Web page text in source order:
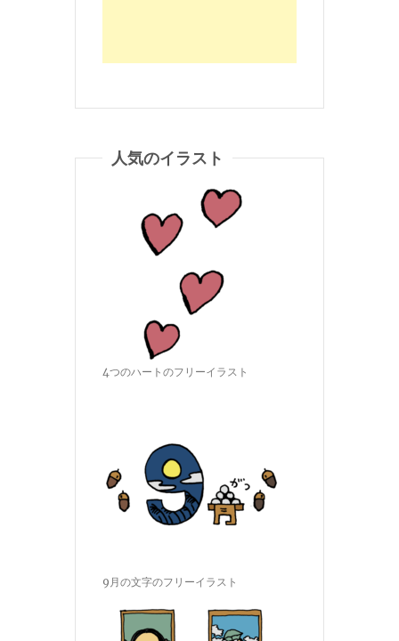
人気のイラスト
4つのハートのフリーイラスト
9月の文字のフリーイラスト